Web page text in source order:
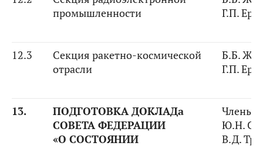
промышленности
Г.П.
12.3
Секция ракетно-космической
отрасли
Б.Б.
Г.П.
13.
ПОДГОТОВКА ДОКЛАДа
СОВЕТА ФЕДЕРАЦИИ
«О СОСТОЯНИИ
Члены
Ю.Н.
В.Д.